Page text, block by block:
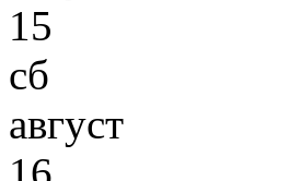
15
сб
август